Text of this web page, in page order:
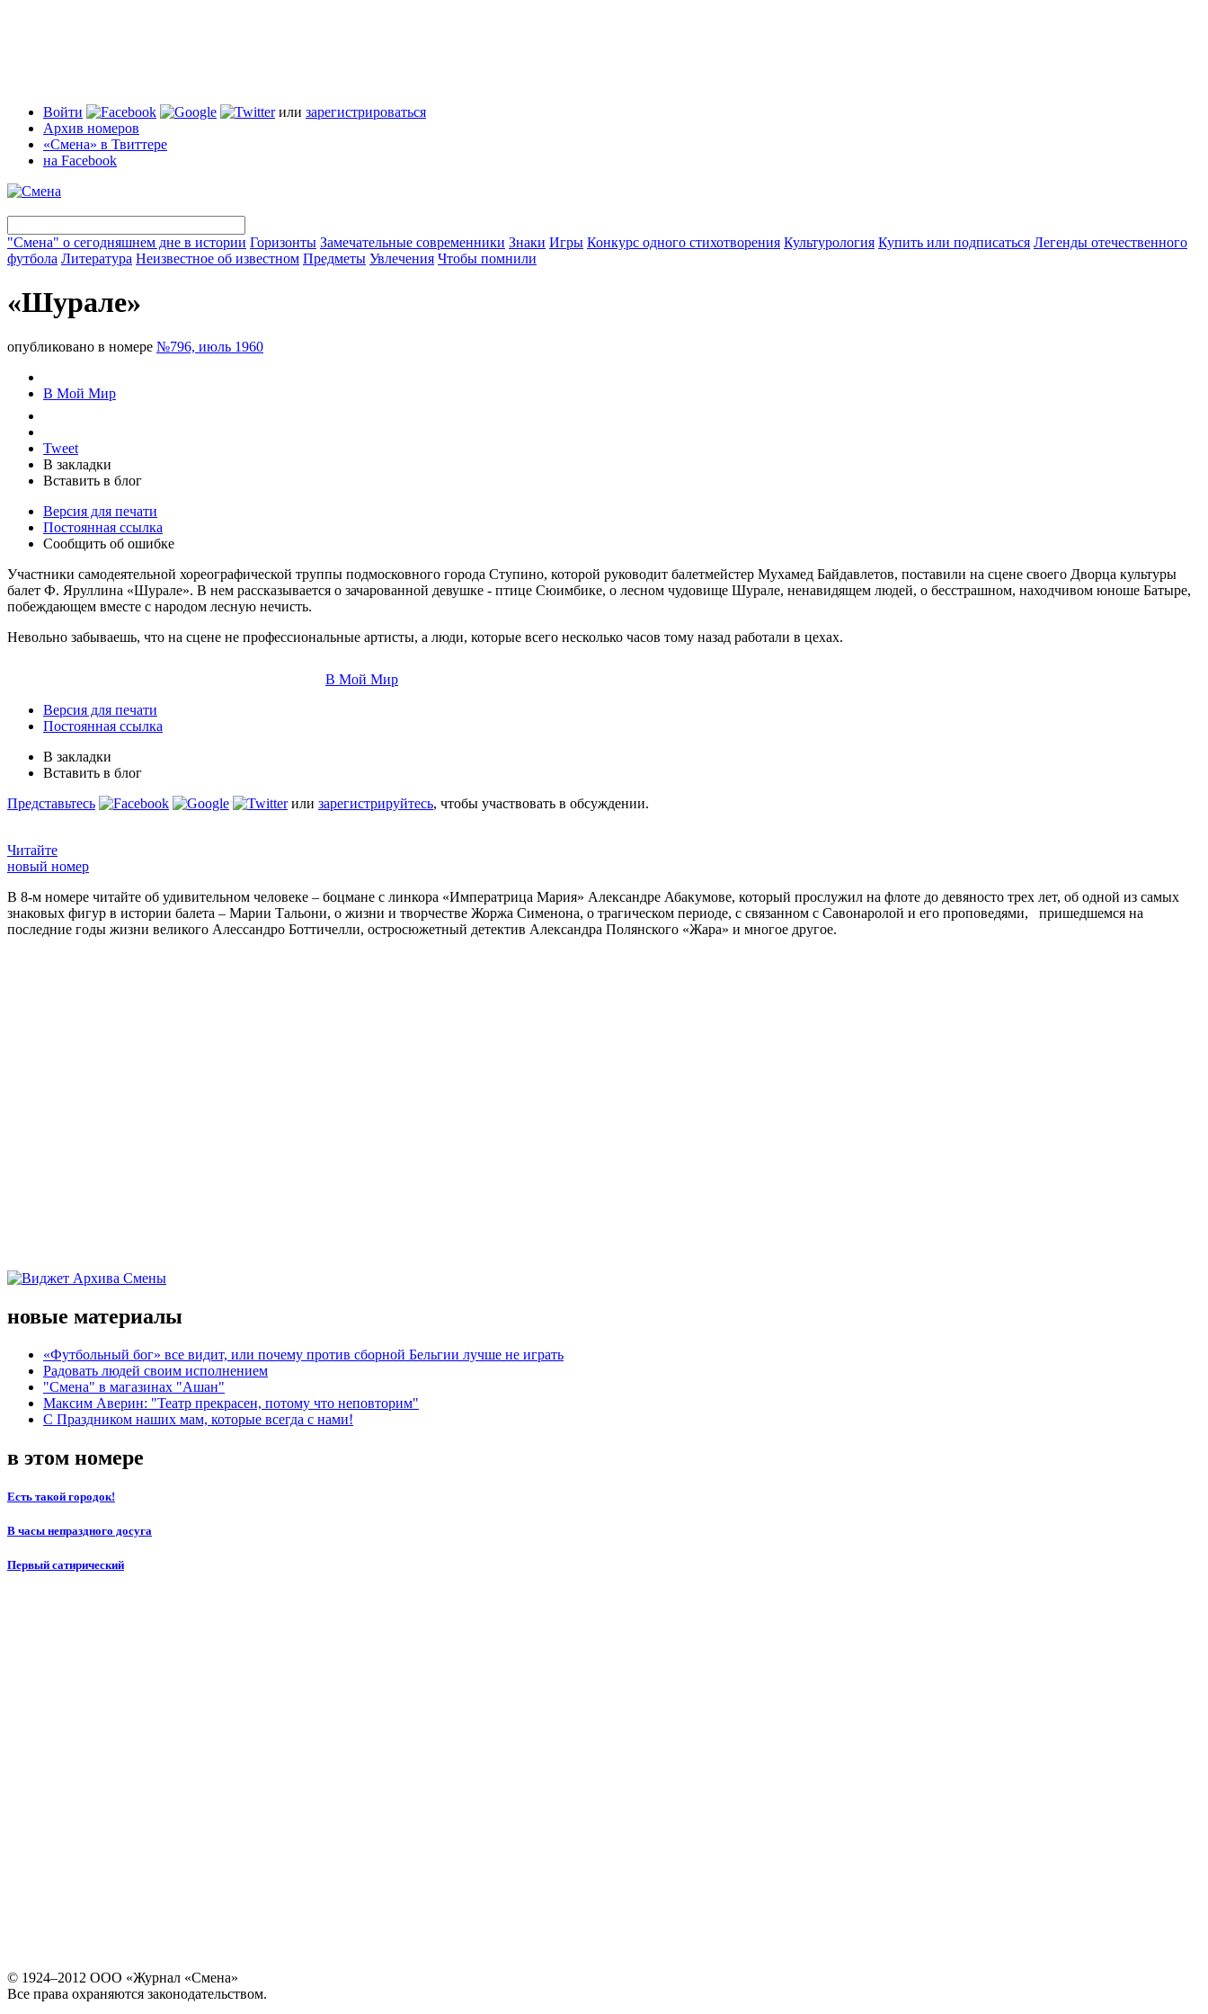
Войти или зарегистрироваться
Архив номеров
«Смена» в Твиттере
на Facebook
"Смена" о сегодняшнем дне в истории Горизонты Замечательные современники Знаки Игры Конкурс одного стихотворения Культурология Купить или подписаться Легенды отечественного
футбола Литература Неизвестное об известном Предметы Увлечения Чтобы помнили
«Шурале»
опубликовано в номере №796, июль 1960
В Мой Мир
Tweet
В закладки
Вставить в блог
Версия для печати
Постоянная ссылка
Сообщить об ошибке
Участники самодеятельной хореографической труппы подмосковного города Ступино, которой руководит балетмейстер Мухамед Байдавлетов, поставили на сцене своего Дворца культуры
балет Ф. Яруллина «Шурале». В нем рассказывается о зачарованной девушке - птице Сюимбике, о лесном чудовище Шурале, ненавидящем людей, о бесстрашном, находчивом юноше Батыре,
побеждающем вместе с народом лесную нечисть.
Невольно забываешь, что на сцене не профессиональные артисты, а люди, которые всего несколько часов тому назад работали в цехах.
В Мой Мир
Версия для печати
Постоянная ссылка
В закладки
Вставить в блог
Представьтесь
или зарегистрируйтесь, чтобы участвовать в обсуждении.
Читайте
новый номер
В 8-м номере читайте об удивительном человеке – боцмане с линкора «Императрица Мария» Александре Абакумове, который прослужил на флоте до девяносто трех лет, об одной из самых
знаковых фигур в истории балета – Марии Тальони, о жизни и творчестве Жоржа Сименона, о трагическом периоде, с связанном с Савонаролой и его проповедями, пришедшемся на
последние годы жизни великого Алессандро Боттичелли, остросюжетный детектив Александра Полянского «Жара» и многое другое.
новые материалы
«Футбольный бог» все видит, или почему против сборной Бельгии лучше не играть
Радовать людей своим исполнением
"Смена" в магазинах "Ашан"
Максим Аверин: "Театр прекрасен, потому что неповторим"
С Праздником наших мам, которые всегда с нами!
в этом номере
Есть такой городок!
В часы непраздного досуга
Первый сатирический
© 1924–2012 ООО «Журнал «Смена»
Все права охраняются законодательством.